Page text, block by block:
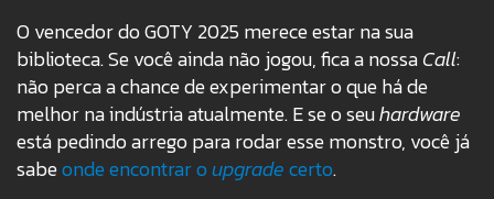
O vencedor do GOTY 2025 merece estar na sua
biblioteca. Se você ainda não jogou, fica a nossaCall:
não perca a chance de experimentar o que há de
melhor na indústria atualmente. E se o seuhardware
está pedindo arrego para rodar esse monstro, você já
sabeonde encontrar oupgradecerto.